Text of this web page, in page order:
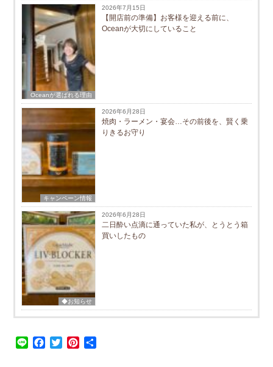
Oceanが選ばれる理由
2026年7月15日
【開店前の準備】お客様を迎える前に、
Oceanが大切にしていること
キャンペーン情報
2026年6月28日
焼肉・ラーメン・宴会…その前後を、賢く乗
りきるお守り
◆お知らせ
2026年6月28日
二日酔い点滴に通っていた私が、とうとう箱
買いしたもの
Line Facebook
TwitterPinterest